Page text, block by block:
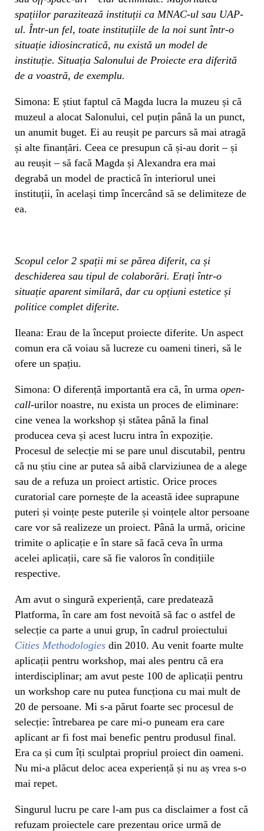
spațiilor parazitează instituții ca MNAC-ul sau UAP-
ul. Într-un fel, toate instituțiile de la noi sunt într-o
situație idiosincratică, nu există un model de
instituție. Situația Salonului de Proiecte era diferită
de a voastră, de exemplu.
Simona: E știut faptul că Magda lucra la muzeu și că
muzeul a alocat Salonului, cel puțin până la un punct,
un anumit buget. Ei au reușit pe parcurs să mai atragă
și alte finanțări. Ceea ce presupun că și-au dorit – și
au reușit – să facă Magda și Alexandra era mai
degrabă un model de practică în interiorul unei
instituții, în același timp încercând să se delimiteze de
ea.
Scopul celor 2 spații mi se părea diferit, ca și
deschiderea sau tipul de colaborări. Erați într-o
situație aparent similară, dar cu opțiuni estetice și
politice complet diferite.
Ileana: Erau de la început proiecte diferite. Un aspect
comun era că voiau să lucreze cu oameni tineri, să le
ofere un spațiu.
Simona: O diferență importantă era că, în urma open-
call-urilor noastre, nu exista un proces de eliminare:
cine venea la workshop și stătea până la final
producea ceva și acest lucru intra în expoziție.
Procesul de selecție mi se pare unul discutabil, pentru
că nu știu cine ar putea să aibă clarviziunea de a alege
sau de a refuza un proiect artistic. Orice proces
curatorial care pornește de la această idee suprapune
puteri și voințe peste puterile și voințele altor persoane
care vor să realizeze un proiect. Până la urmă, oricine
trimite o aplicație e în stare să facă ceva în urma
acelei aplicații, care să fie valoros în condițiile
respective.
Am avut o singură experiență, care predatează
Platforma, în care am fost nevoită să fac o astfel de
selecție ca parte a unui grup, în cadrul proiectului
Cities Methodologies din 2010. Au venit foarte multe
aplicații pentru workshop, mai ales pentru că era
interdisciplinar; am avut peste 100 de aplicații pentru
un workshop care nu putea funcționa cu mai mult de
20 de persoane. Mi s-a părut foarte sec procesul de
selecție: întrebarea pe care mi-o puneam era care
aplicant ar fi fost mai benefic pentru produsul final.
Era ca și cum îți sculptai propriul proiect din oameni.
Nu mi-a plăcut deloc acea experiență și nu aș vrea s-o
mai repet.
Singurul lucru pe care l-am pus ca disclaimer a fost că
refuzam proiectele care prezentau orice urmă de